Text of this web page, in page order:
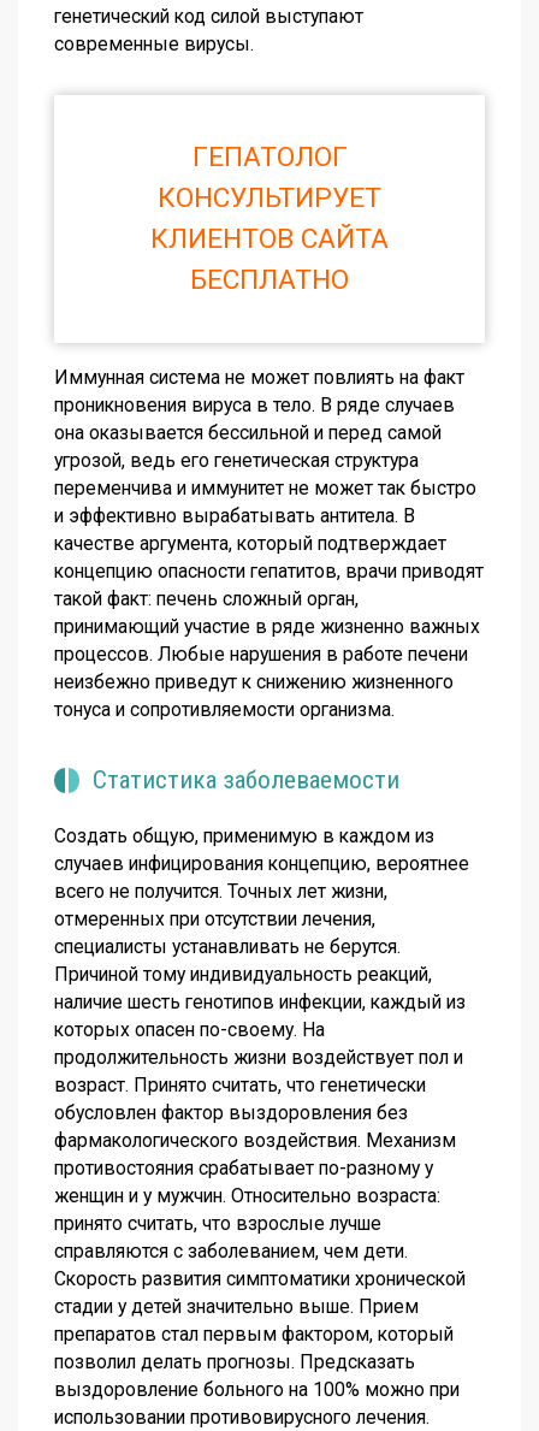
генетический код силой выступают
современные вирусы.
ГЕПАТОЛОГ
КОНСУЛЬТИРУЕТ
КЛИЕНТОВ САЙТА
БЕСПЛАТНО
Иммунная система не может повлиять на факт
проникновения вируса в тело. В ряде случаев
она оказывается бессильной и перед самой
угрозой, ведь его генетическая структура
переменчива и иммунитет не может так быстро
и эффективно вырабатывать антитела. В
качестве аргумента, который подтверждает
концепцию опасности гепатитов, врачи приводят
такой факт: печень сложный орган,
принимающий участие в ряде жизненно важных
процессов. Любые нарушения в работе печени
неизбежно приведут к снижению жизненного
тонуса и сопротивляемости организма.
Статистика заболеваемости
Создать общую, применимую в каждом из
случаев инфицирования концепцию, вероятнее
всего не получится. Точных лет жизни,
отмеренных при отсутствии лечения,
специалисты устанавливать не берутся.
Причиной тому индивидуальность реакций,
наличие шесть генотипов инфекции, каждый из
которых опасен по-своему. На
продолжительность жизни воздействует пол и
возраст. Принято считать, что генетически
обусловлен фактор выздоровления без
фармакологического воздействия. Механизм
противостояния срабатывает по-разному у
женщин и у мужчин. Относительно возраста:
принято считать, что взрослые лучше
справляются с заболеванием, чем дети.
Скорость развития симптоматики хронической
стадии у детей значительно выше. Прием
препаратов стал первым фактором, который
позволил делать прогнозы. Предсказать
выздоровление больного на 100% можно при
использовании противовирусного лечения.